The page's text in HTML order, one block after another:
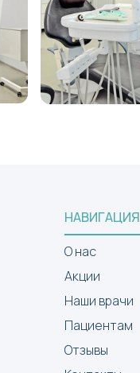
НАВИГАЦИЯ
О нас
Акции
Наши врачи
Пациентам
Отзывы